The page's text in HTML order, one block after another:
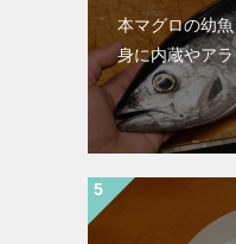
本マグロの幼
身に内蔵やアラ